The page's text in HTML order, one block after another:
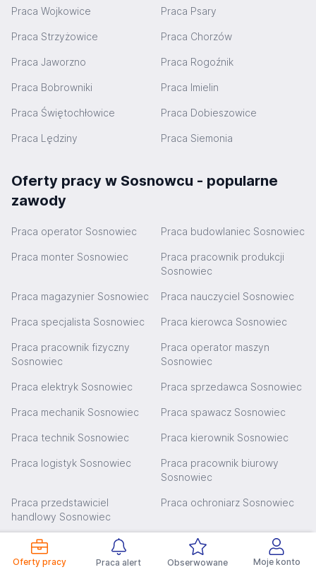
Oferty pracy Praca alert Obserwowane Moje konto
Praca Wojkowice Praca Psary
Praca Strzyżowice Praca Chorzów
Praca Jaworzno Praca Rogoźnik
Praca Bobrowniki Praca Imielin
Praca Świętochłowice Praca Dobieszowice
Praca Lędziny Praca Siemonia
Oferty pracy w Sosnowcu - popularne
zawody
Praca operator Sosnowiec Praca budowlaniec Sosnowiec
Praca monter Sosnowiec
Praca pracownik produkcji
Sosnowiec
Praca magazynier Sosnowiec Praca nauczyciel Sosnowiec
Praca specjalista Sosnowiec Praca kierowca Sosnowiec
Praca pracownik fizyczny
Sosnowiec
Praca operator maszyn
Sosnowiec
Praca elektryk Sosnowiec Praca sprzedawca Sosnowiec
Praca mechanik Sosnowiec Praca spawacz Sosnowiec
Praca technik Sosnowiec Praca kierownik Sosnowiec
Praca logistyk Sosnowiec
Praca pracownik biurowy
Sosnowiec
Praca przedstawiciel
handlowy Sosnowiec
Praca ochroniarz Sosnowiec
Popularne zapytania dla miasta